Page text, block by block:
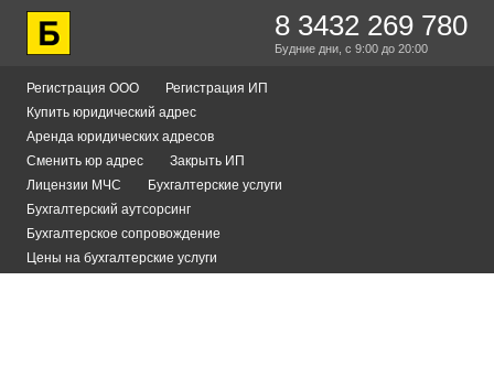
8 3432 269 780
Будние дни, с 9:00 до 20:00
Регистрация ООО
Регистрация ИП
Купить юридический адрес
Аренда юридических адресов
Сменить юр адрес
Закрыть ИП
Лицензии МЧС
Бухгалтерские услуги
Бухгалтерский аутсорсинг
Бухгалтерское сопровождение
Цены на бухгалтерские услуги